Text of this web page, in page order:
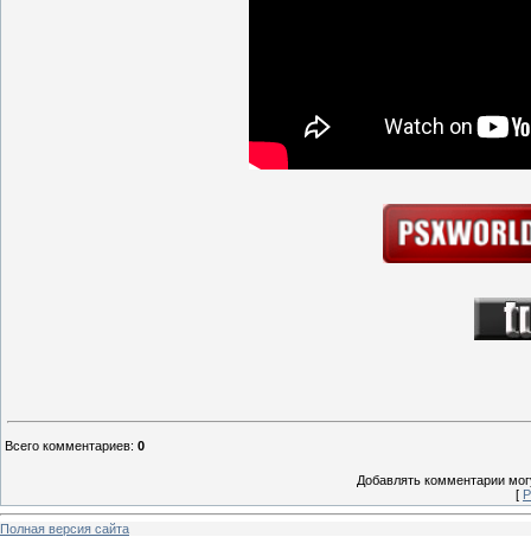
Всего комментариев: 0
Добавлять комментарии
[
Полная версия сайта